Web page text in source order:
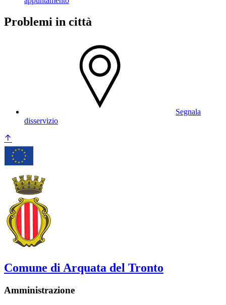
Problemi in città
Segnala
disservizio
Comune di Arquata del Tronto
Amministrazione